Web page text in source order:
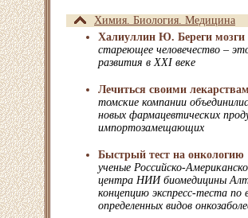
Химия. Биология. Медицина
Халиуллин Ю. Береги мозги
стареющее человечество –
развития в XXI веке
Лечиться своими
томские компании
новых фармацевтических
импортозамещающих
Быстрый тест на онкологию
ученые Российско-
центра НИИ биомедицины
концепцию экспресс-теста по
определенных видов